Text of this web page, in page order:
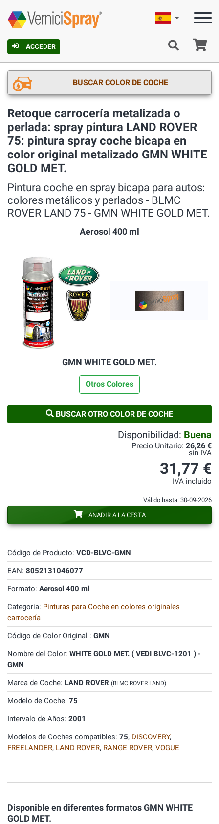
ACCEDER
Español
BUSCAR COLOR DE COCHE
Retoque carrocería metalizada o
perlada: spray pintura LAND ROVER
75: pintura spray coche bicapa en
color original metalizado GMN WHITE
GOLD MET.
Pintura coche en spray bicapa para autos:
colores metálicos y perlados ‐ BLMC
ROVER LAND 75 ‐ GMN WHITE GOLD MET.
Aerosol 400 ml
GMN WHITE GOLD MET.
Otros Colores
BUSCAR OTRO COLOR DE COCHE
Código de Producto: VCD-BLVC-GMN
EAN: 8052131046077
Formato: Aerosol 400 ml
Categoria: Pinturas para Coche en colores originales
carrocería
Código de Color Original : GMN
Nombre del Color: WHITE GOLD MET. ( VEDI BLVC-1201 ) -
GMN
Marca de Coche: LAND ROVER (BLMC ROVER LAND)
Modelo de Coche: 75
Intervalo de Años: 2001
Modelos de Coches compatibles: 75, DISCOVERY,
FREELANDER, LAND ROVER, RANGE ROVER, VOGUE
Disponibilidad: Buena
Precio Unitario: 26,26 €
sin IVA
31,77 €
IVA incluido
Válido hasta: 30-09-2026
AÑADIR A LA CESTA
Disponible en diferentes formatos GMN WHITE
GOLD MET.